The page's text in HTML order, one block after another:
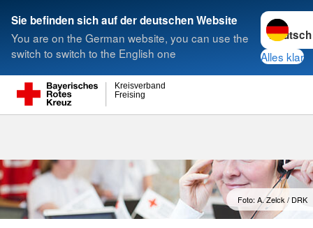
Sie befinden sich auf der deutschen Website
You are on the German website, you can use the
switch to switch to the English one
Sprache
Alles klar
Freising
Kreisverband
Suche
Foto: A. Zelck / DRK